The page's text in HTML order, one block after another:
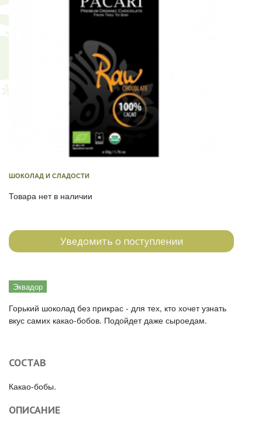
ШОКОЛАД И СЛАДОСТИ
Товара нет в наличии
Уведомить о поступлении
Эквадор
Горький шоколад без прикрас - для тех, кто хочет узнать
вкус самих какао-бобов. Подойдет даже сыроедам.
СОСТАВ
Какао-бобы.
ОПИСАНИЕ